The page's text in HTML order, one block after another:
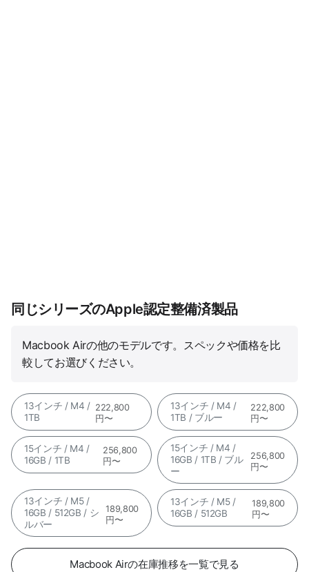
同じシリーズのApple認定整備済製品
Macbook Airの他のモデルです。スペックや価格を比
較してお選びください。
13インチ / M4 /
1TB
222,800
円〜
13インチ / M4 /
1TB / ブルー
222,800
円〜
15インチ / M4 /
16GB / 1TB
256,800
円〜
15インチ / M4 /
16GB / 1TB / ブル
ー
256,800
円〜
13インチ / M5 /
16GB / 512GB / シ
ルバー
189,800
円〜
13インチ / M5 /
16GB / 512GB
189,800
円〜
Macbook Airの在庫推移を一覧で見る